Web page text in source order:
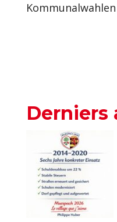
Derniers